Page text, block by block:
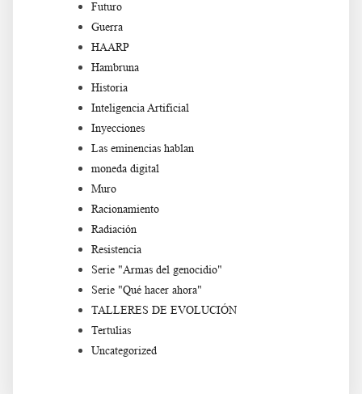
Futuro
Guerra
HAARP
Hambruna
Historia
Inteligencia Artificial
Inyecciones
Las eminencias hablan
moneda digital
Muro
Racionamiento
Radiación
Resistencia
Serie "Armas del genocidio"
Serie "Qué hacer ahora"
TALLERES DE EVOLUCIÓN
Tertulias
Uncategorized